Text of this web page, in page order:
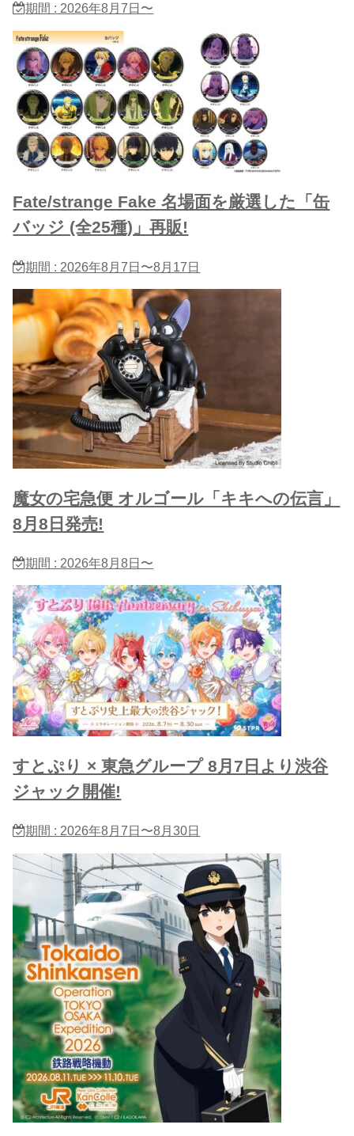
期間 : 2026年8月7日〜
Fate/strange Fake 名場面を厳選した「缶
バッジ (全25種)」再販!
期間 : 2026年8月7日〜8月17日
魔女の宅急便 オルゴール「キキへの伝言」
8月8日発売!
期間 : 2026年8月8日〜
すとぷり × 東急グループ 8月7日より渋谷
ジャック開催!
期間 : 2026年8月7日〜8月30日